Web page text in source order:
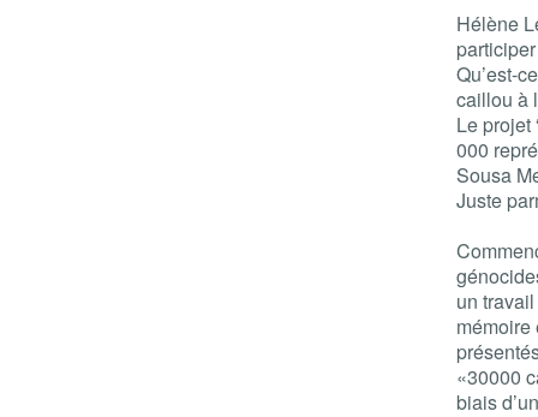
Hélène
Qu’est-
caillou à
Le projet
000
Sousa
Juste
un
«30000
biais